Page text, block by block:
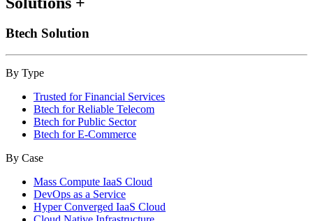
Btech Solution
By Type
Trusted for Financial Services
Btech for Reliable Telecom
Btech for Public Sector
Btech for E-Commerce
By Case
Mass Compute IaaS Cloud
DevOps as a Service
Hyper Converged IaaS Cloud